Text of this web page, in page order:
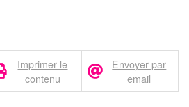
Imprimer le
contenu
Envoyer par
email